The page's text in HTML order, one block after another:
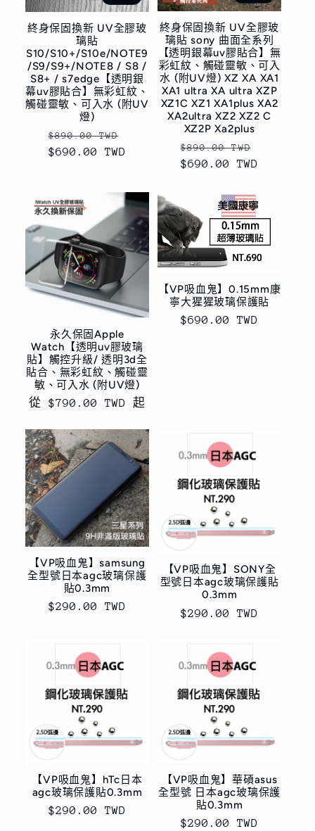
終身保固換新 UV全膠玻
璃貼
S10/S10+/S10e/NOTE9
/S9/S9+/NOTE8 / S8 /
S8+ / s7edge【透明銀
幕uv膠貼合】無彩虹紋、
觸碰靈敏、可入水 (附UV
燈)
定
價
$890.00 TWD
$690.00 TWD
終身保固換新 UV全膠玻
璃貼 sony 曲面全系列
【透明銀幕uv膠貼合】無
彩虹紋、觸碰靈敏、可入
水 (附UV燈) XZ XA XA1
XA1 ultra XA ultra XZP
XZ1C XZ1 XA1plus XA2
XA2ultra XZ2 XZ2 C
XZ2P Xa2plus
定
價
$890.00 TWD
$690.00 TWD
永久保固Apple
Watch【透明uv膠玻璃
貼】觸控升級/ 透明3d全
貼合、無彩虹紋、觸碰靈
敏、可入水 (附UV燈)
定
從 $790.00 TWD 起
【VP吸血鬼】0.15mm康
寧大猩猩玻璃保護貼
定
$690.00 TWD
【VP吸血鬼】samsung
全型號日本agc玻璃保護
貼0.3mm
定
$290.00 TWD
【VP吸血鬼】SONY全
型號日本agc玻璃保護貼
0.3mm
定
$290.00 TWD
【VP吸血鬼】hTc日本
agc玻璃保護貼0.3mm
定
$290.00 TWD
【VP吸血鬼】華碩asus
全型號 日本agc玻璃保護
貼0.3mm
定
$290.00 TWD